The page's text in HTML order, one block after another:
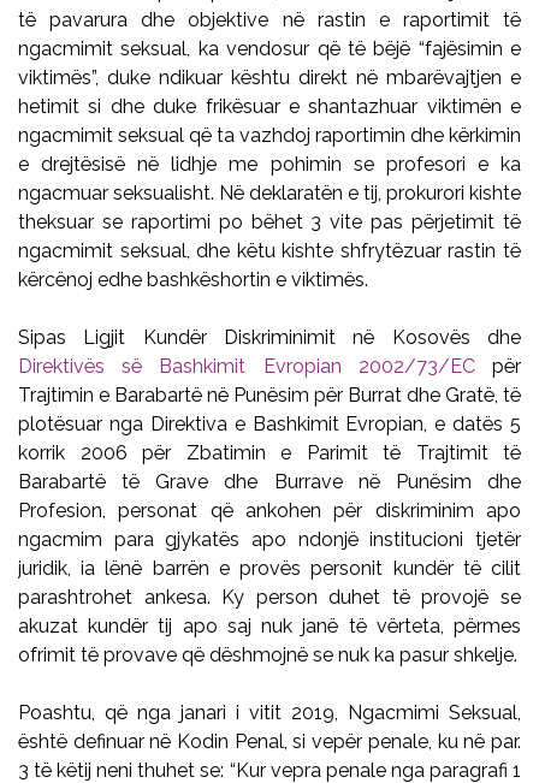
të pavarura dhe objektive në rastin e raportimit të
ngacmimit seksual, ka vendosur që të bëjë “fajësimin e
viktimës”, duke ndikuar kështu direkt në mbarëvajtjen e
hetimit si dhe duke frikësuar e shantazhuar viktimën e
ngacmimit seksual që ta vazhdoj raportimin dhe kërkimin
e drejtësisë në lidhje me pohimin se profesori e ka
ngacmuar seksualisht. Në deklaratën e tij, prokurori kishte
theksuar se raportimi po bëhet 3 vite pas përjetimit të
ngacmimit seksual, dhe këtu kishte shfrytëzuar rastin të
kërcënoj edhe bashkëshortin e viktimës.
Sipas Ligjit Kundër Diskriminimit në Kosovës dhe
Direktivës së Bashkimit Evropian 2002/73/ECpër
Trajtimin e Barabartë në Punësim për Burrat dhe Gratë, të
plotësuar nga Direktiva e Bashkimit Evropian, e datës 5
korrik 2006 për Zbatimin e Parimit të Trajtimit të
Barabartë të Grave dhe Burrave në Punësim dhe
Profesion, personat që ankohen për diskriminim apo
ngacmim para gjykatës apo ndonjë institucioni tjetër
juridik, ia lënë barrën e provës personit kundër të cilit
parashtrohet ankesa. Ky person duhet të provojë se
akuzat kundër tij apo saj nuk janë të vërteta, përmes
ofrimit të provave që dëshmojnë se nuk ka pasur shkelje.
Poashtu, që nga janari i vitit 2019, Ngacmimi Seksual,
është definuar në Kodin Penal, si vepër penale, ku në par.
3 të këtij neni thuhet se: “Kur vepra penale nga paragrafi 1